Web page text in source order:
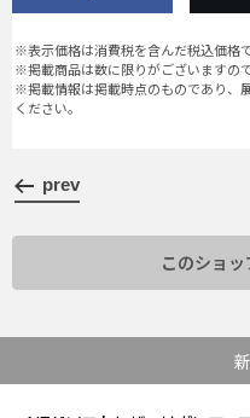
※表示価格は消費税を含んだ税込価格で
※掲載商品は数に限りがございますの
※掲載情報は掲載時点のものであり、
ください。
prev
このショ